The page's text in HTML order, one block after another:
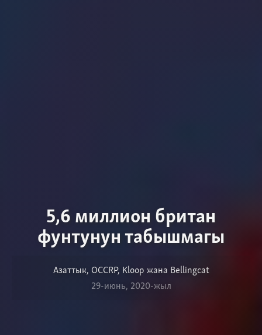
5,6 миллион британ
фунтунун табышмагы
Азаттык, OCCRP, Kloop жана Bellingcat
29-июнь, 2020-жыл